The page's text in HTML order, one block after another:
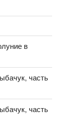
в
часть
часть